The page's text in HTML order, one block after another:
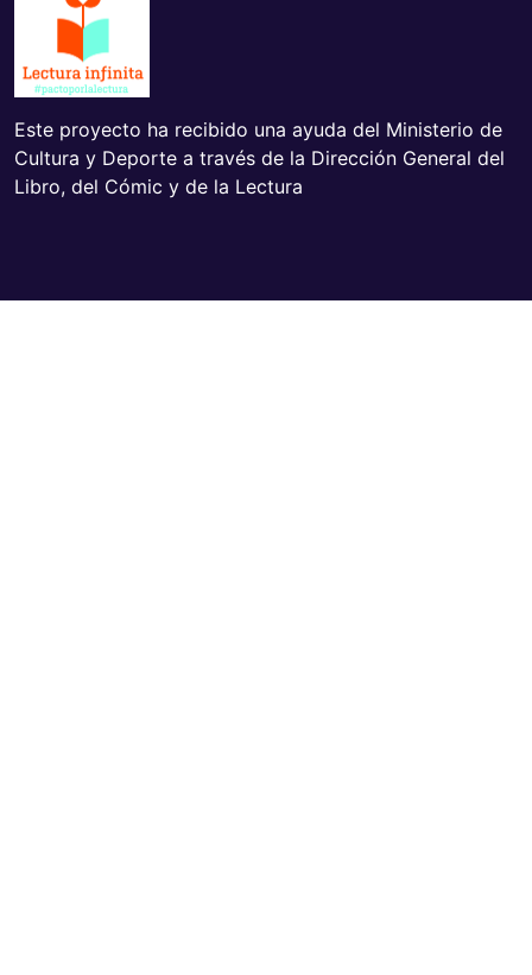
Este proyecto ha recibido una ayuda del Ministerio de
Cultura y Deporte a través de la Dirección General del
Libro, del Cómic y de la Lectura